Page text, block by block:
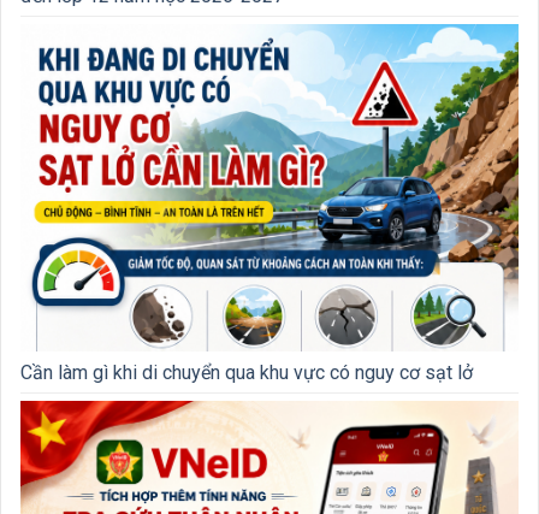
Cần làm gì khi di chuyển qua khu vực có nguy cơ sạt lở